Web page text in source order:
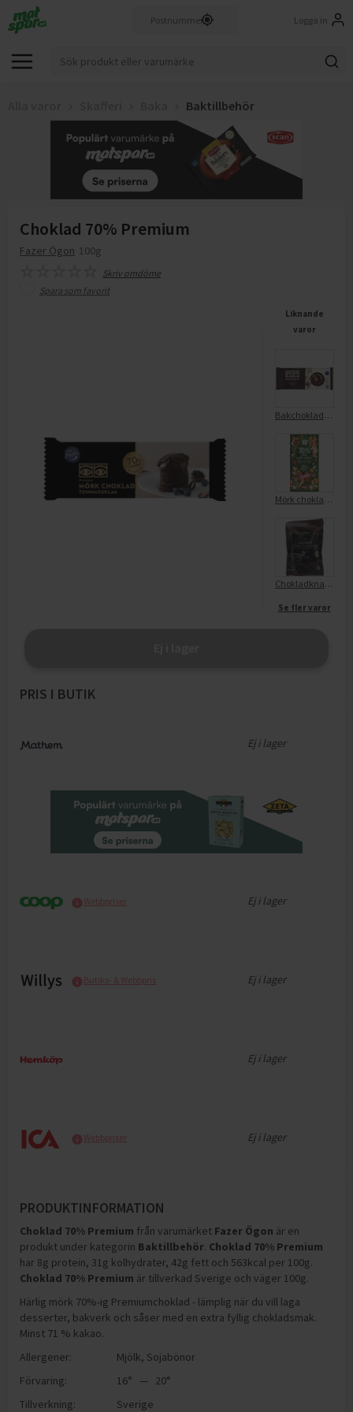
Logga in
Baktillbehör
Choklad 70% Premium
Fazer Ögon 100g
Skriv omdöme
Spara som favorit
Liknande
varor
Bakchoklad 70% Premium
Mörk choklad 70%
Chokladknappar Mörk
Se fler varor
PRIS I BUTIK
Ej i lager
Webbpriser Ej i lager
Butiks- & Webbpris Ej i lager
Ej i lager
Webbpriser Ej i lager
PRODUKTINFORMATION
Choklad 70% Premium från varumärket Fazer Ögon är en
produkt under kategorin Baktillbehör. Choklad 70% Premium
har 8g protein, 31g kolhydrater, 42g fett och 563kcal per 100g.
Choklad 70% Premium är tillverkad Sverige och väger 100g.
Härlig mörk 70%-ig Premiumchoklad - lämplig när du vill laga
desserter, bakverk och såser med en extra fyllig chokladsmak.
Minst 71 % kakao.
Allergener:
Mjölk, Sojabönor
Förvaring:
16° — 20°
Tillverkning:
Sverige